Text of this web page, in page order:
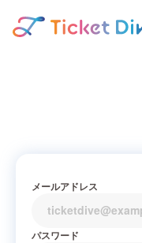
メールアドレス
パスワード